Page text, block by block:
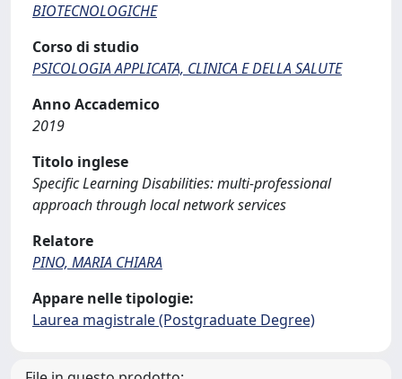
BIOTECNOLOGICHE
Corso di studio
PSICOLOGIA APPLICATA, CLINICA E DELLA SALUTE
Anno Accademico
2019
Titolo inglese
Specific Learning Disabilities: multi-professional
approach through local network services
Relatore
PINO, MARIA CHIARA
Appare nelle tipologie:
Laurea magistrale (Postgraduate Degree)